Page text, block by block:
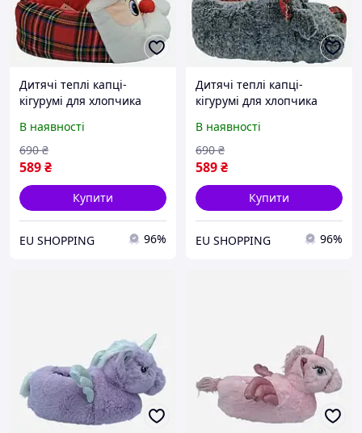
Дитячі теплі капці-
кігурумі для хлопчика
Червоні (2000200217046)
В наявності
589₴
690 ₴
Купити
EU SHOPPING 96%
Дитячі теплі капці-
кігурумі для хлопчика
Сірі (2000200217077)
В наявності
589₴
690 ₴
Купити
EU SHOPPING 96%